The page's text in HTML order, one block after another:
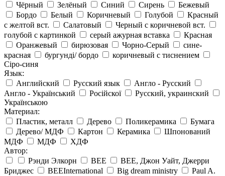
Чёрный
Зелёный Синий Сирень
Бежевый
Бордо
Белый Коричневый Голубой
Красный
с желтой вст.
Салатовый
Черный с коричневой вст.
голубой с картинкой
серый ажурная вставка
Красная
Оранжевый
бирюзовая Чорно-Серый
сине-
красная
бургунді/ бордо
коричневый с тиснением
Сіро-синя
Язык:
Английский
Русский язык
Англо - Русский
Англо - Український
Російскої
Русский, украинский
Українською
Материал:
Пластик, металл
Дерево Поликерамика
Бумага
Дерево/ МДФ
Картон Керамика
Шпонований
МДФ
МДФ
ХДФ
Автор:
Рэнди Элкорн
BEE
BEE, Джон Уайт, Джерри
Бриджес
BEEInternational Big dream ministry
Paul A.